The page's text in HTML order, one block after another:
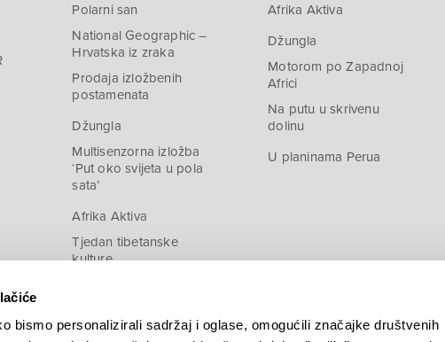
bismo personalizirali sadržaj i oglase, omogućili značajke društvenih
Polarni san
National Geographic –
Hrvatska iz zraka
Prodaja izložbenih
postamenata
Džungla
Multisenzorna izložba
‘Put oko svijeta u pola
sata’
Afrika Aktiva
Tjedan tibetanske
kulture
Afrika Aktiva
Džungla
Motorom po Zapadnoj
Africi
Na putu u skrivenu
dolinu
U planinama Perua